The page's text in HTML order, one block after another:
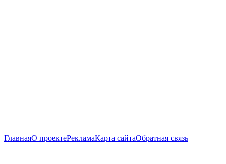
ГлавнаяО проектеРекламаКарта сайтаОбратная связь